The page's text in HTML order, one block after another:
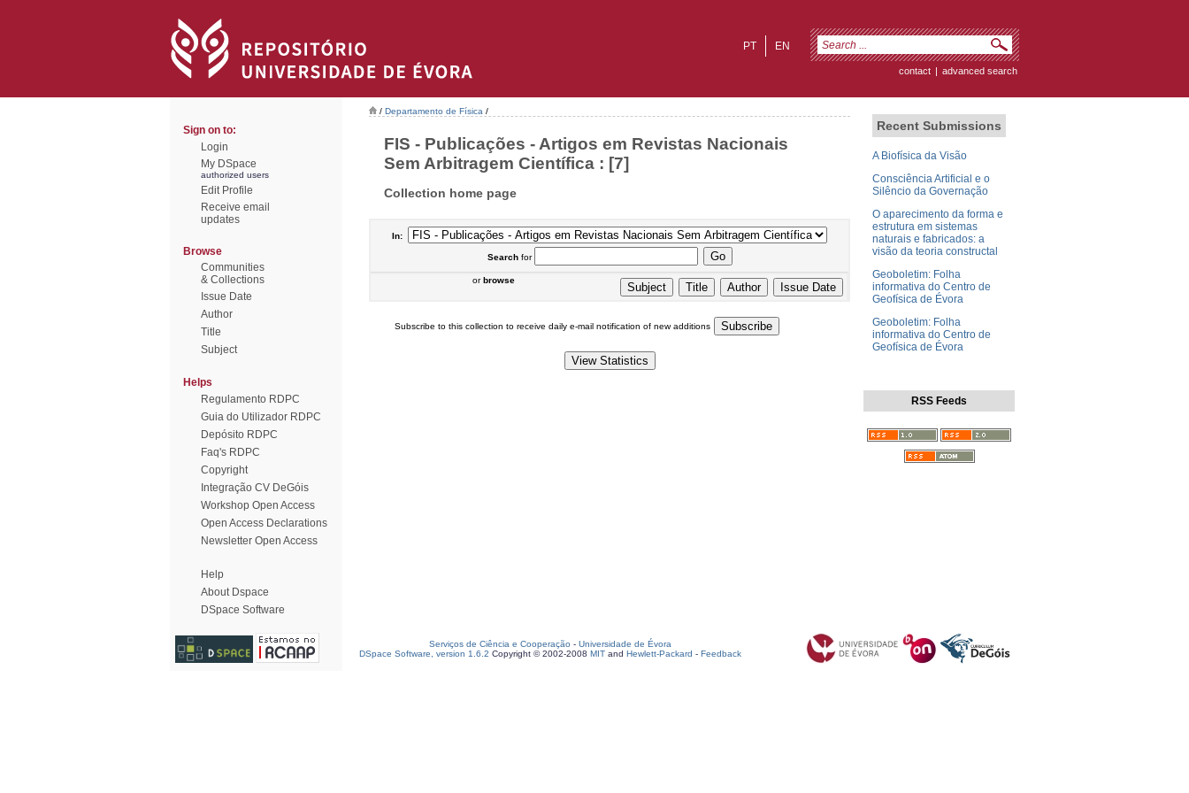
EN
PT
contact | advanced search
Sign on to:
Login
My DSpace
authorized users
Edit Profile
Receive email
updates
Browse
Communities
& Collections
Issue Date
Author
Title
Subject
Helps
Regulamento RDPC
Guia do Utilizador RDPC
Depósito RDPC
Faq's RDPC
Copyright
Integração CV DeGóis
Workshop Open Access
Open Access Declarations
Newsletter Open Access
Help
About Dspace
DSpace Software
/ Departamento de Física /
FIS - Publicações - Artigos em Revistas Nacionais
Sem Arbitragem Científica : [7]
Collection home page
In:
Searchfor
orbrowse
Subscribe to this collection to receive daily e-mail notification of new additions
Recent Submissions
A Biofísica da Visão
Consciência Artificial e o
Silêncio da Governação
O aparecimento da forma e
estrutura em sistemas
naturais e fabricados: a
visão da teoria constructal
Geoboletim: Folha
informativa do Centro de
Geofísica de Évora
Geoboletim: Folha
informativa do Centro de
Geofísica de Évora
RSS Feeds
Serviços de Ciência e Cooperação - Universidade de Évora
DSpace Software, version 1.6.2 Copyright © 2002-2008 MIT and Hewlett-Packard - Feedback